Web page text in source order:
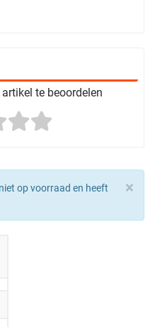
te beoordelen
×
op voorraad en heeft